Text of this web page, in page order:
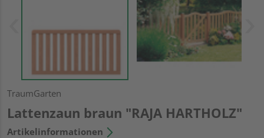
TraumGarten
Lattenzaun braun "RAJA HARTHOLZ"
Artikelinformationen